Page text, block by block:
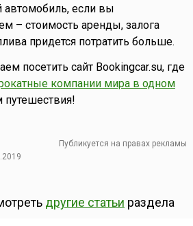
если вы
– стоимость аренды, залога
придется потратить больше.
посетить сайт Bookingcar.su, где
компании мира в одном
Публикуется на правах рекламы
другие статьи раздела